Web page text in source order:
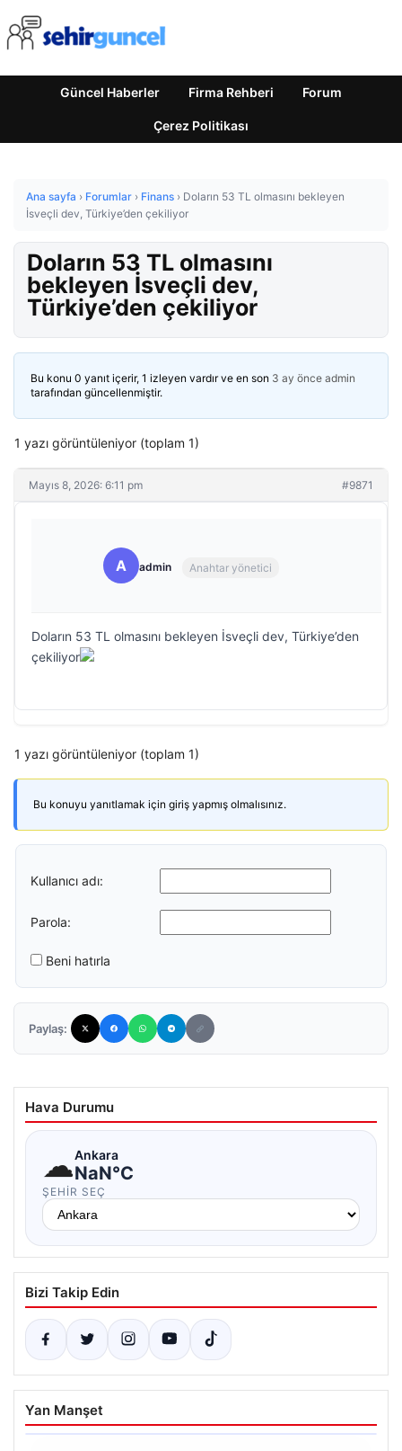
Güncel Haberler Firma Rehberi Forum
Çerez Politikası
Ana sayfa › Forumlar › Finans › Doların 53 TL olmasını bekleyen
İsveçli dev, Türkiye’den çekiliyor
Doların 53 TL olmasını
bekleyen İsveçli dev,
Türkiye’den çekiliyor
Bu konu 0 yanıt içerir, 1 izleyen vardır ve en son 3 ay önce admin
tarafından güncellenmiştir.
1 yazı görüntüleniyor (toplam 1)
Mayıs 8, 2026: 6:11 pm #9871
A admin Anahtar yönetici
Doların 53 TL olmasını bekleyen İsveçli dev, Türkiye’den
çekiliyor
1 yazı görüntüleniyor (toplam 1)
Bu konuyu yanıtlamak için giriş yapmış olmalısınız.
Kullanıcı adı:
Parola:
Beni hatırla
Paylaş:
Hava Durumu
☁Ankara
NaN°C
ŞEHIR SEÇ
Bizi Takip Edin
Yan Manşet